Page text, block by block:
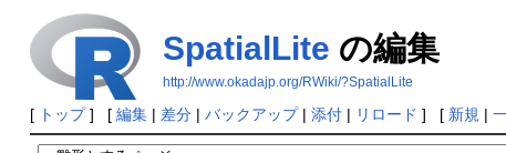
SpatialLite の編集
http://www.okadajp.org/RWiki/?SpatialLite
[ トップ] [ 編集| 差分| バックアップ| 添付| リロード ] [ 新規 |